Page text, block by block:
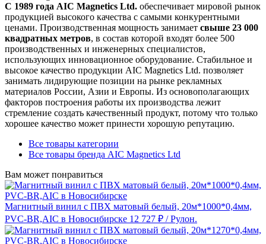
С 1989 года AIC Magnetics Ltd. обеспечивает мировой рынок
продукцией высокого качества с самыми конкурентными
ценами. Производственная мощность занимает свыше 23 000
квадратных метров, в состав которой входят более 500
производственных и инженерных специалистов,
использующих инновационное оборудование. Стабильное и
высокое качество продукции AIC Magnetics Ltd. позволяет
занимать лидирующие позиции на рынке рекламных
материалов России, Азии и Европы. Из основополагающих
факторов построения работы их производства лежит
стремление создать качественный продукт, потому что только
хорошее качество может принести хорошую репутацию.
Все товары категории
Все товары бренда AIC Magnetics Ltd
Вам может понравиться
Магнитный винил с ПВХ матовый белый, 20м*1000*0,4мм,
PVC-BR,AIC в Новосибирске 12 727 ₽ / Рулон.